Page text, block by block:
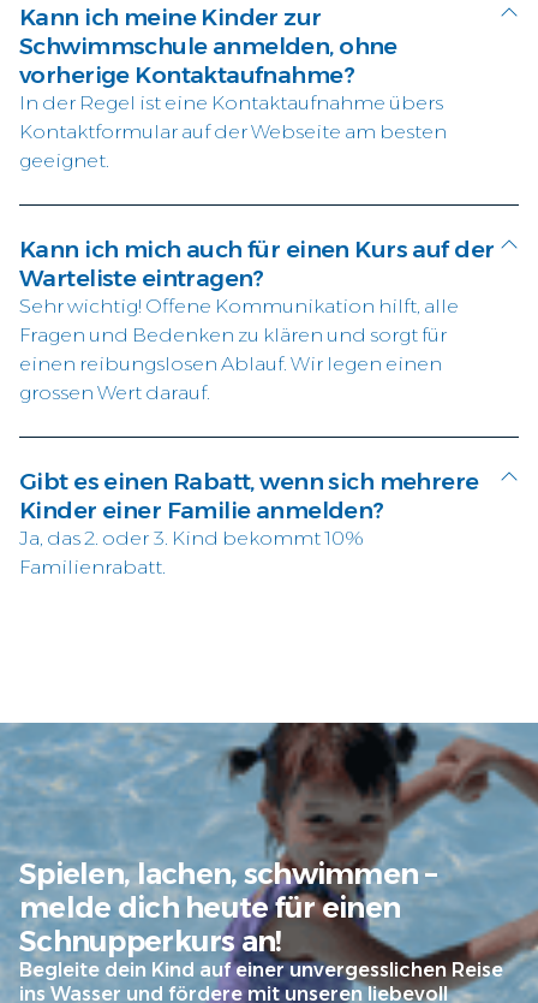
Kann ich meine Kinder zur
Schwimmschule anmelden, ohne
vorherige Kontaktaufnahme?
In der Regel ist eine Kontaktaufnahme übers
Kontaktformular auf der Webseite am besten
geeignet.
Kann ich mich auch für einen Kurs auf der
Warteliste eintragen?
Sehr wichtig! Offene Kommunikation hilft, alle
Fragen und Bedenken zu klären und sorgt für
einen reibungslosen Ablauf. Wir legen einen
grossen Wert darauf.
Gibt es einen Rabatt, wenn sich mehrere
Kinder einer Familie anmelden?
Ja, das 2. oder 3. Kind bekommt 10%
Familienrabatt.
Spielen, lachen, schwimmen –
melde dich heute für einen
Schnupperkurs an!
Begleite dein Kind auf einer unvergesslichen Reise
ins Wasser und fördere mit unseren liebevoll